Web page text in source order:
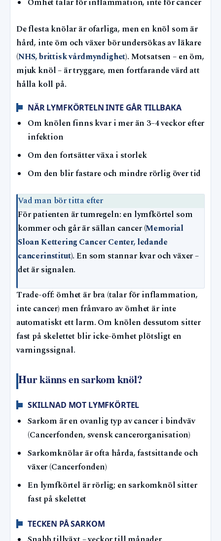
Ömhet talar för inflammation, inte för cancer
De flesta knölar är ofarliga, men en knöl som är
hård, inte öm och växer bör undersökas av läkare
(NHS, brittisk vårdmyndighet). Motsatsen – en öm,
mjuk knöl – är tryggare, men fortfarande värd att
hålla koll på.
NÄR LYMFKÖRTELN INTE GÅR TILLBAKA
Om knölen finns kvar i mer än 3–4 veckor efter
infektion
Om den fortsätter växa i storlek
Om den blir fastare och mindre rörlig över tid
Vad man bör titta efter
För patienten är tumregeln: en lymfkörtel som
kommer och går är sällan cancer (Memorial
Sloan Kettering Cancer Center, ledande
cancerinstitut). En som stannar kvar och växer –
det är signalen.
Trade-off: ömhet är bra (talar för inflammation,
inte cancer) men frånvaro av ömhet är inte
automatiskt ett larm. Om knölen dessutom sitter
fast på skelettet blir icke-ömhet plötsligt en
varningssignal.
Hur känns en sarkom knöl?
SKILLNAD MOT LYMFKÖRTEL
Sarkom är en ovanlig typ av cancer i bindväv
(Cancerfonden, svensk cancerorganisation)
Sarkomknölar är ofta hårda, fastsittande och
växer (Cancerfonden)
En lymfkörtel är rörlig; en sarkomknöl sitter
fast på skelettet
TECKEN PÅ SARKOM